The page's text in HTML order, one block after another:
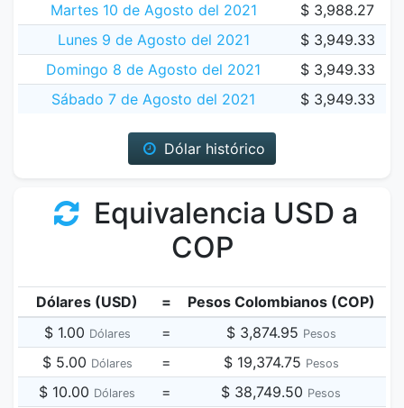
Martes 10 de Agosto del 2021
$ 3,988.27
Lunes 9 de Agosto del 2021
$ 3,949.33
Domingo 8 de Agosto del 2021
$ 3,949.33
Sábado 7 de Agosto del 2021
$ 3,949.33
Dólar histórico
Equivalencia USD a
COP
Dólares (USD) =
Pesos Colombianos (COP)
$ 1.00 Dólares = $ 3,874.95 Pesos
$ 5.00 Dólares = $ 19,374.75 Pesos
$ 10.00 Dólares = $ 38,749.50 Pesos